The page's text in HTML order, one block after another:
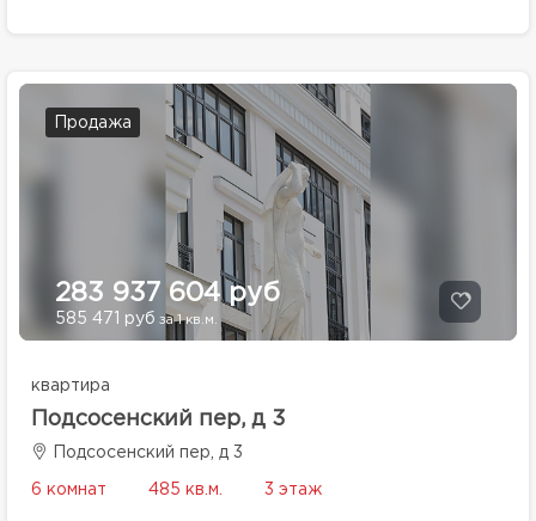
Продажа
283 937 604 руб
585 471 руб за 1 кв.м.
квартира
Подсосенский пер, д 3
Подсосенский пер, д 3
6 комнат 485 кв.м. 3 этаж